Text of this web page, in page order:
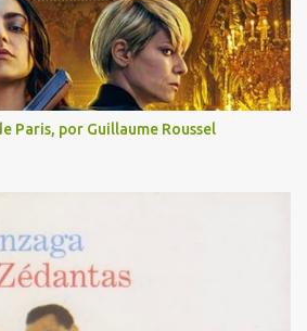
Paris, por Guillaume Roussel